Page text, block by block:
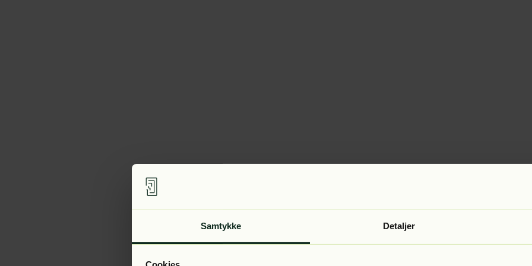
Samtykke Detaljer